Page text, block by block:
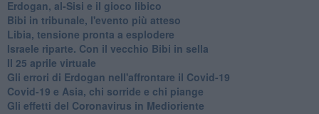
Erdogan, al-Sisi e il gioco libico
Bibi in tribunale, l'evento più atteso
Libia, tensione pronta a esplodere
Israele riparte. Con il vecchio Bibi in sella
Il 25 aprile virtuale
Gli errori di Erdogan nell'affrontare il Covid-19
Covid-19 e Asia, chi sorride e chi piange
Gli effetti del Coronavirus in Medioriente